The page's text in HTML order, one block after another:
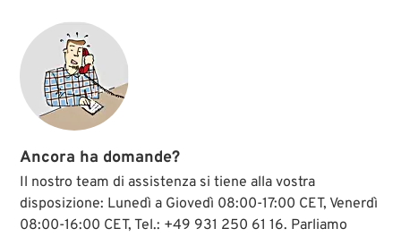
Ancora ha domande?
Il nostro team di assistenza si tiene alla vostra
disposizione: Lunedì a Giovedì 08:00-17:00 CET, Venerdì
08:00-16:00 CET, Tel.: +49 931 250 61 16. Parliamo